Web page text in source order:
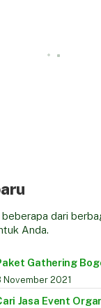
dari
Anda.
Gathering
November 2021
Jasa Event